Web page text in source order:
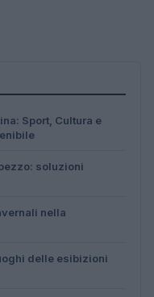
Sport, Cultura e
soluzioni
nella
delle esibizioni